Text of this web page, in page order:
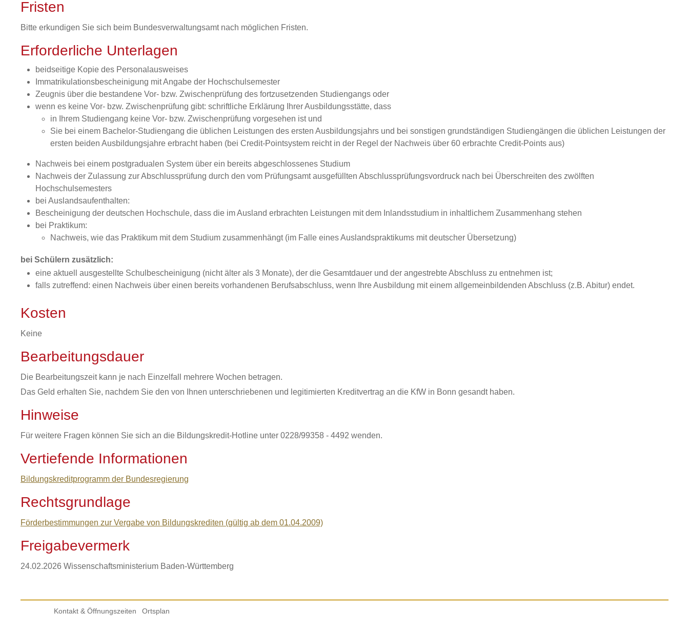
Fristen
Bitte erkundigen Sie sich beim Bundesverwaltungsamt nach möglichen Fristen.
Erforderliche Unterlagen
beidseitige Kopie des Personalausweises
Immatrikulationsbescheinigung mit Angabe der Hochschulsemester
Zeugnis über die bestandene Vor- bzw. Zwischenprüfung des fortzusetzenden Studiengangs oder
wenn es keine Vor- bzw. Zwischenprüfung gibt: schriftliche Erklärung Ihrer Ausbildungsstätte, dass
in Ihrem Studiengang keine Vor- bzw. Zwischenprüfung vorgesehen ist und
Sie bei einem Bachelor-Studiengang die üblichen Leistungen des ersten Ausbildungsjahrs und bei sonstigen grundständigen Studiengängen die üblichen Leistungen der
ersten beiden Ausbildungsjahre erbracht haben (bei Credit-Pointsystem reicht in der Regel der Nachweis über 60 erbrachte Credit-Points aus)
Nachweis bei einem postgradualen System über ein bereits abgeschlossenes Studium
Nachweis der Zulassung zur Abschlussprüfung durch den vom Prüfungsamt ausgefüllten Abschlussprüfungsvordruck nach bei Überschreiten des zwölften
Hochschulsemesters
bei Auslandsaufenthalten:
Bescheinigung der deutschen Hochschule, dass die im Ausland erbrachten Leistungen mit dem Inlandsstudium in inhaltlichem Zusammenhang stehen
bei Praktikum:
Nachweis, wie das Praktikum mit dem Studium zusammenhängt (im Falle eines Auslandspraktikums mit deutscher Übersetzung)
bei Schülern zusätzlich:
eine aktuell ausgestellte Schulbescheinigung (nicht älter als 3 Monate), der die Gesamtdauer und der angestrebte Abschluss zu entnehmen ist;
falls zutreffend: einen Nachweis über einen bereits vorhandenen Berufsabschluss, wenn Ihre Ausbildung mit einem allgemeinbildenden Abschluss (z.B. Abitur) endet.
Kosten
Keine
Bearbeitungsdauer
Die Bearbeitungszeit kann je nach Einzelfall mehrere Wochen betragen.
Das Geld erhalten Sie, nachdem Sie den von Ihnen unterschriebenen und legitimierten Kreditvertrag an die KfW in Bonn gesandt haben.
Hinweise
Für weitere Fragen können Sie sich an die Bildungskredit-Hotline unter 0228/99358 - 4492 wenden.
Vertiefende Informationen
Bildungskreditprogramm der Bundesregierung
Rechtsgrundlage
Förderbestimmungen zur Vergabe von Bildungskrediten (gültig ab dem 01.04.2009)
Freigabevermerk
24.02.2026 Wissenschaftsministerium Baden-Württemberg
Kontakt & Öffnungszeiten Ortsplan